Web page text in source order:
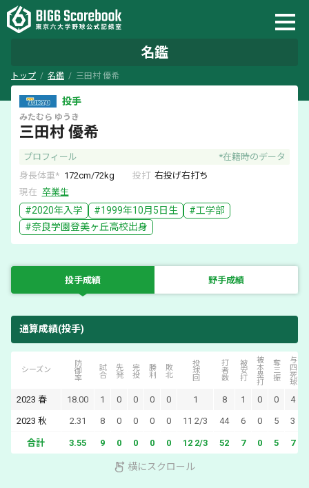
名鑑
トップ 名鑑 三田村 優希
投手
三田村 優希
みたむら ゆうき
プロフィール
*在籍時のデータ
身長体重* 172cm/72kg 投打 右投げ右打ち
現在 卒業生
#2020年入学 #1999年10月5日 生 #工学部
#奈良学園登美ヶ丘高校出身
投手成績 野手成績
通算成績(投手)
シーズン 防御率 試合 先発 完投 勝利 敗北 投球回 打者数 被安打 被本塁打 奪三振 与四死球
2023 春 18.00 1 0 0 0 0 1 8 1 0 0 4
2023 秋 2.31 8 0 0 0 0 11 2/3 44 6 0 5 3
合計 3.55 9 0 0 0 0 12 2/3 52 7 0 5 7
横にスクロール